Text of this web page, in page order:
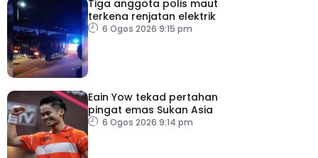
Tiga anggota polis maut
terkena renjatan elektrik
6 Ogos 2026 9:15 pm
Eain Yow tekad pertahan
pingat emas Sukan Asia
6 Ogos 2026 9:14 pm